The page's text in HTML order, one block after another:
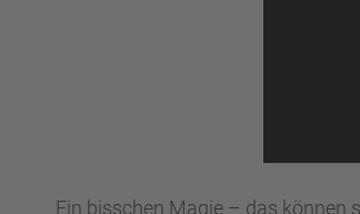
Ein bisschen Magie – das können